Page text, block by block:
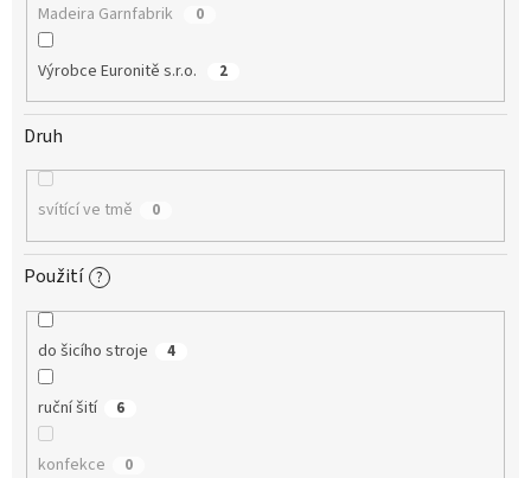
Madeira Garnfabrik 0
Výrobce Euronitě s.r.o. 2
Druh
svítící ve tmě 0
Použití ?
do šicího stroje 4
ruční šití 6
konfekce 0